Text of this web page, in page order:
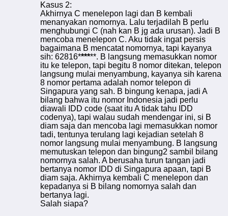
Kasus 2:
Akhirnya C menelepon lagi dan B kembali
menanyakan nomornya. Lalu terjadilah B perlu
menghubungi C (nah kan B jg ada urusan). Jadi B
mencoba menelepon C. Aku tidak ingat persis
bagaimana B mencatat nomornya, tapi kayanya
sih: 62816******. B langsung memasukkan nomor
itu ke telepon, tapi begitu 8 nomor ditekan, telepon
langsung mulai menyambung, kayanya sih karena
8 nomor pertama adalah nomor telepon di
Singapura yang sah. B bingung kenapa, jadi A
bilang bahwa itu nomor Indonesia jadi perlu
diawali IDD code (saat itu A tidak tahu IDD
codenya), tapi walau sudah mendengar ini, si B
diam saja dan mencoba lagi memasukkan nomor
tadi, tentunya terulang lagi kejadian setelah 8
nomor langsung mulai menyambung. B langsung
memutuskan telepon dan bingung2 sambil bilang
nomornya salah. A berusaha turun tangan jadi
bertanya nomor IDD di Singapura apaan, tapi B
diam saja. Akhirnya kembali C menelepon dan
kepadanya si B bilang nomornya salah dan
bertanya lagi.
Salah siapa?